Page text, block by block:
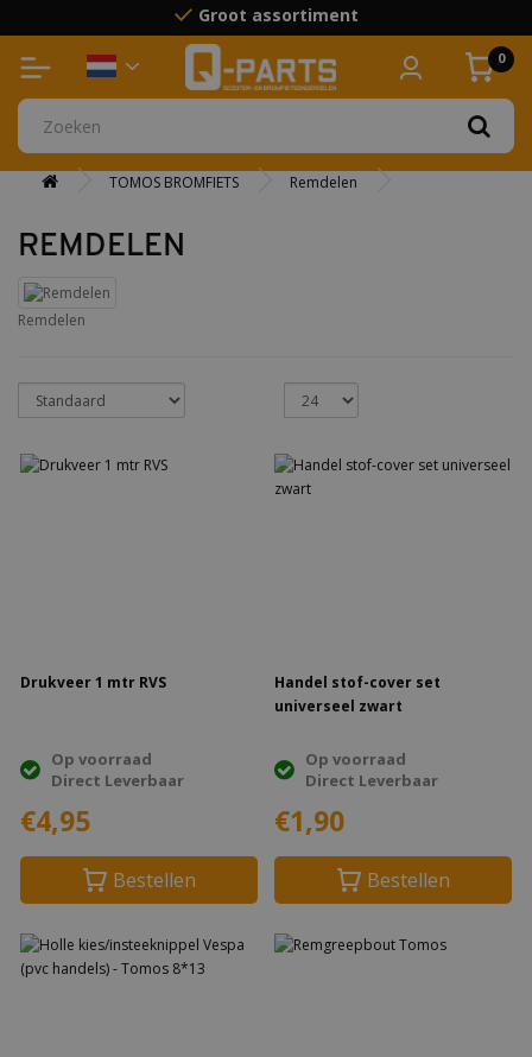
Groot assortiment
Boven 75 euro gratis verzending
0
TOMOS BROMFIETS Remdelen
REMDELEN
Remdelen
Drukveer 1 mtr RVS
Op voorraad
Direct Leverbaar
€4,95
Bestellen
Handel stof-cover set
universeel zwart
Op voorraad
Direct Leverbaar
€1,90
Bestellen